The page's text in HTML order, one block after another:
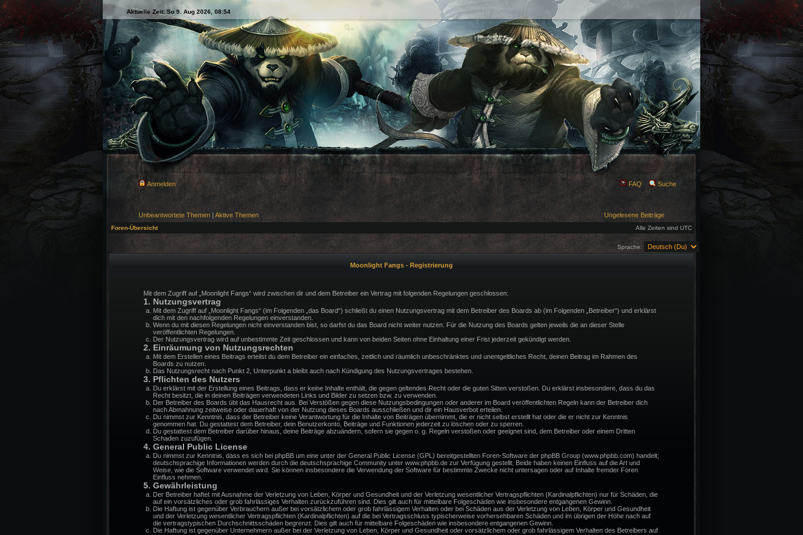
Aktuelle Zeit: So 9. Aug 2026, 08:54
Anmelden FAQ Suche
Unbeantwortete Themen | Aktive Themen Ungelesene Beiträge
Foren-Übersicht Alle Zeiten sind UTC
Sprache:
Moonlight Fangs - Registrierung
Mit dem Zugriff auf „Moonlight Fangs“ wird zwischen dir und dem Betreiber ein Vertrag mit folgenden Regelungen geschlossen:
1. Nutzungsvertrag
Mit dem Zugriff auf „Moonlight Fangs“ (im Folgenden „das Board“) schließt du einen Nutzungsvertrag mit dem Betreiber des Boards ab (im Folgenden „Betreiber“) und erklärst
dich mit den nachfolgenden Regelungen einverstanden.
Wenn du mit diesen Regelungen nicht einverstanden bist, so darfst du das Board nicht weiter nutzen. Für die Nutzung des Boards gelten jeweils die an dieser Stelle
veröffentlichten Regelungen.
Der Nutzungsvertrag wird auf unbestimmte Zeit geschlossen und kann von beiden Seiten ohne Einhaltung einer Frist jederzeit gekündigt werden.
2. Einräumung von Nutzungsrechten
Mit dem Erstellen eines Beitrags erteilst du dem Betreiber ein einfaches, zeitlich und räumlich unbeschränktes und unentgeltliches Recht, deinen Beitrag im Rahmen des
Boards zu nutzen.
Das Nutzungsrecht nach Punkt 2, Unterpunkt a bleibt auch nach Kündigung des Nutzungsvertrages bestehen.
3. Pflichten des Nutzers
Du erklärst mit der Erstellung eines Beitrags, dass er keine Inhalte enthält, die gegen geltendes Recht oder die guten Sitten verstoßen. Du erklärst insbesondere, dass du das
Recht besitzt, die in deinen Beiträgen verwendeten Links und Bilder zu setzen bzw. zu verwenden.
Der Betreiber des Boards übt das Hausrecht aus. Bei Verstößen gegen diese Nutzungsbedingungen oder anderer im Board veröffentlichten Regeln kann der Betreiber dich
nach Abmahnung zeitweise oder dauerhaft von der Nutzung dieses Boards ausschließen und dir ein Hausverbot erteilen.
Du nimmst zur Kenntnis, dass der Betreiber keine Verantwortung für die Inhalte von Beiträgen übernimmt, die er nicht selbst erstellt hat oder die er nicht zur Kenntnis
genommen hat. Du gestattest dem Betreiber, dein Benutzerkonto, Beiträge und Funktionen jederzeit zu löschen oder zu sperren.
Du gestattest dem Betreiber darüber hinaus, deine Beiträge abzuändern, sofern sie gegen o. g. Regeln verstoßen oder geeignet sind, dem Betreiber oder einem Dritten
Schaden zuzufügen.
4. General Public License
Du nimmst zur Kenntnis, dass es sich bei phpBB um eine unter der General Public License (GPL) bereitgestellten Foren-Software der phpBB Group (www.phpbb.com) handelt;
deutschsprachige Informationen werden durch die deutschsprachige Community unter www.phpbb.de zur Verfügung gestellt. Beide haben keinen Einfluss auf die Art und
Weise, wie die Software verwendet wird. Sie können insbesondere die Verwendung der Software für bestimmte Zwecke nicht untersagen oder auf Inhalte fremder Foren
Einfluss nehmen.
5. Gewährleistung
Der Betreiber haftet mit Ausnahme der Verletzung von Leben, Körper und Gesundheit und der Verletzung wesentlicher Vertragspflichten (Kardinalpflichten) nur für Schäden, die
auf ein vorsätzliches oder grob fahrlässiges Verhalten zurückzuführen sind. Dies gilt auch für mittelbare Folgeschäden wie insbesondere entgangenen Gewinn.
Die Haftung ist gegenüber Verbrauchern außer bei vorsätzlichem oder grob fahrlässigem Verhalten oder bei Schäden aus der Verletzung von Leben, Körper und Gesundheit
und der Verletzung wesentlicher Vertragspflichten (Kardinalpflichten) auf die bei Vertragsschluss typischerweise vorhersehbaren Schäden und im übrigen der Höhe nach auf
die vertragstypischen Durchschnittsschäden begrenzt. Dies gilt auch für mittelbare Folgeschäden wie insbesondere entgangenen Gewinn.
Die Haftung ist gegenüber Unternehmern außer bei der Verletzung von Leben, Körper und Gesundheit oder vorsätzlichem oder grob fahrlässigem Verhalten des Betreibers auf